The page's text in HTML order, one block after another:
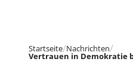
Startseite Nachrichten
Vertrauen in Demokratie